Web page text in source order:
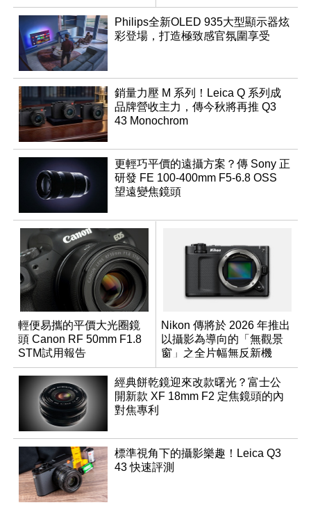
與產品開發
Philips全新OLED 935大型顯示器炫
彩登場，打造極致感官氛圍享受
銷量力壓 M 系列！Leica Q 系列成
品牌營收主力，傳今秋將再推 Q3
43 Monochrom
更輕巧平價的遠攝方案？傳 Sony 正
研發 FE 100-400mm F5-6.8 OSS
望遠變焦鏡頭
輕便易攜的平價大光圈鏡
頭 Canon RF 50mm F1.8
STM試用報告
Nikon 傳將於 2026 年推出
以攝影為導向的「無觀景
窗」之全片幅無反新機
經典餅乾鏡迎來改款曙光？富士公
開新款 XF 18mm F2 定焦鏡頭的內
對焦專利
標準視角下的攝影樂趣！Leica Q3
43 快速評測